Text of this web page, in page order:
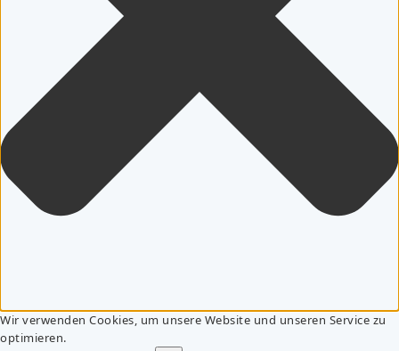
Wir verwenden Cookies, um unsere Website und unseren Service zu
optimieren.